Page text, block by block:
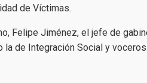
de Víctimas.
Felipe Jiménez, el jefe de
de Integración Social y